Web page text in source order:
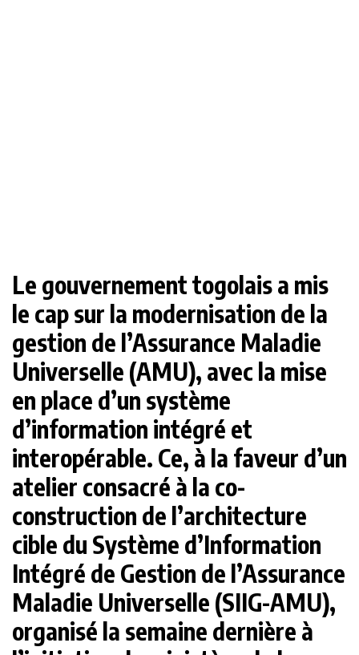
Le gouvernement togolais a mis
le cap sur la modernisation de la
gestion de l’Assurance Maladie
Universelle (AMU), avec la mise
en place d’un système
d’information intégré et
interopérable. Ce, à la faveur d’un
atelier consacré à la co-
construction de l’architecture
cible du Système d’Information
Intégré de Gestion de l’Assurance
Maladie Universelle (SIIG-AMU),
organisé la semaine dernière à